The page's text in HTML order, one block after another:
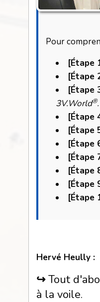
Pour
[Étape
[Étape
[Étape
3V.World®.
[Étape
[Étape
[Étape
[Étape
[Étape
[Étape
[Étape
Hervé Heully :
↪Tout
à la voile.